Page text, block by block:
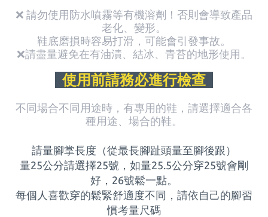
❌ 請勿使用防水噴霧等有機溶劑！否則會導致產品
老化、變形。
鞋底磨損時容易打滑，可能會引發事故。
❌請盡量避免在有油漬、結冰、青苔的地形使用。
使用前請務必進行檢查
不同場合不同用途時，有專用的鞋，請選擇適合各
種用途、場合的鞋。
請量腳掌長度（從最長腳趾頭量至腳後跟）
量25公分請選擇25號，如量25.5公分穿25號會剛
好， 26號鬆一點。
每個人喜歡穿的鬆緊舒適度不同，請依自己的腳習
慣考量尺碼